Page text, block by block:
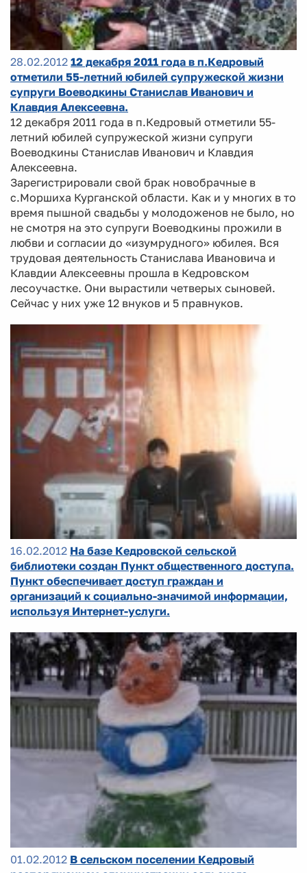
28.02.2012 12 декабря 2011 года в п.Кедровый
отметили 55-летний юбилей супружеской жизни
супруги Воеводкины Станислав Иванович и
Клавдия Алексеевна.
12 декабря 2011 года в п.Кедровый отметили 55-
летний юбилей супружеской жизни супруги
Воеводкины Станислав Иванович и Клавдия
Алексеевна.
Зарегистрировали свой брак новобрачные в
с.Моршиха Курганской области. Как и у многих в то
время пышной свадьбы у молодоженов не было, но
не смотря на это супруги Воеводкины прожили в
любви и согласии до «изумрудного» юбилея. Вся
трудовая деятельность Станислава Ивановича и
Клавдии Алексеевны прошла в Кедровском
лесоучастке. Они вырастили четверых сыновей.
Сейчас у них уже 12 внуков и 5 правнуков.
16.02.2012 На базе Кедровской сельской
библиотеки создан Пункт общественного доступа.
Пункт обеспечивает доступ граждан и
организаций к социально-значимой информации,
используя Интернет-услуги.
01.02.2012 В сельском поселении Кедровый